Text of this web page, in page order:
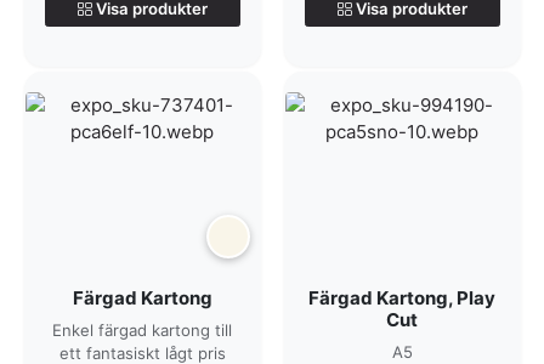
Visa produkter Visa produkter
Färgad Kartong
Enkel färgad kartong till
ett fantasiskt lågt pris
Färgad Kartong, Play
Cut
A5